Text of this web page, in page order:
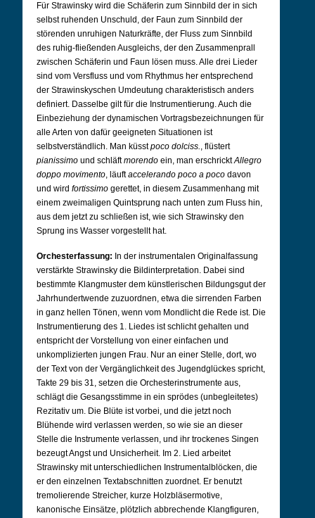
Für Strawinsky wird die Schäferin zum Sinnbild der in sich
selbst ruhenden Unschuld, der Faun zum Sinnbild der
störenden unruhigen Naturkräfte, der Fluss zum Sinnbild
des ruhig-fließenden Ausgleichs, der den Zusammenprall
zwischen Schäferin und Faun lösen muss. Alle drei Lieder
sind vom Versfluss und vom Rhythmus her entsprechend
der Strawinskyschen Umdeutung charakteristisch anders
definiert. Dasselbe gilt für die Instrumentierung. Auch die
Einbeziehung der dynamischen Vortragsbezeichnungen für
alle Arten von dafür geeigneten Situationen ist
selbstverständlich. Man küsstpoco dolciss., flüstert
pianissimo und schläftmorendo ein, man erschricktAllegro
doppo movimento, läuftaccelerando poco a poco davon
und wird fortissimo gerettet, in diesem Zusammenhang mit
einem zweimaligen Quintsprung nach unten zum Fluss hin,
aus dem jetzt zu schließen ist, wie sich Strawinsky den
Sprung ins Wasser vorgestellt hat.
Orchesterfassung: In der instrumentalen Originalfassung
verstärkte Strawinsky die Bildinterpretation. Dabei sind
bestimmte Klangmuster dem künstlerischen Bildungsgut der
Jahrhundertwende zuzuordnen, etwa die sirrenden Farben
in ganz hellen Tönen, wenn vom Mondlicht die Rede ist. Die
Instrumentierung des 1. Liedes ist schlicht gehalten und
entspricht der Vorstellung von einer einfachen und
unkomplizierten jungen Frau. Nur an einer Stelle, dort, wo
der Text von der Vergänglichkeit des Jugendglückes spricht,
Takte 29 bis 31, setzen die Orchesterinstrumente aus,
schlägt die Gesangsstimme in ein sprödes (unbegleitetes)
Rezitativ um. Die Blüte ist vorbei, und die jetzt noch
Blühende wird verlassen werden, so wie sie an dieser
Stelle die Instrumente verlassen, und ihr trockenes Singen
bezeugt Angst und Unsicherheit. Im 2. Lied arbeitet
Strawinsky mit unterschiedlichen Instrumentalblöcken, die
er den einzelnen Textabschnitten zuordnet. Er benutzt
tremolierende Streicher, kurze Holzbläsermotive,
kanonische Einsätze, plötzlich abbrechende Klangfiguren,